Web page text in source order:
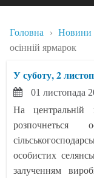
Головна Новини
осінній ярмарок
У суботу, 2
01 листопада
На
розпочнеться
особистих
залученням